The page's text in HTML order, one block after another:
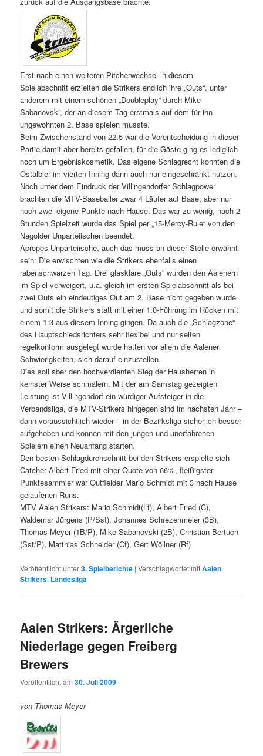
Erst nach einen weiteren Pitcherwechsel in diesem
Spielabschnitt erzielten die Strikers endlich ihre „Outs“, unter
anderem mit einem schönen „Doubleplay“ durch Mike
Sabanovski, der an diesem Tag erstmals auf dem für ihn
ungewohnten 2. Base spielen musste.
Beim Zwischenstand von 22:5 war die Vorentscheidung in dieser
Partie damit aber bereits gefallen, für die Gäste ging es lediglich
noch um Ergebniskosmetik. Das eigene Schlagrecht konnten die
Ostälbler im vierten Inning dann auch nur eingeschränkt nutzen.
Noch unter dem Eindruck der Villingendorfer Schlagpower
brachten die MTV-Baseballer zwar 4 Läufer auf Base, aber nur
noch zwei eigene Punkte nach Hause. Das war zu wenig, nach 2
Stunden Spielzeit wurde das Spiel per „15-Mercy-Rule“ von den
Nagolder Unparteiischen beendet.
Apropos Unparteiische, auch das muss an dieser Stelle erwähnt
sein: Die erwischten wie die Strikers ebenfalls einen
rabenschwarzen Tag. Drei glasklare „Outs“ wurden den Aalenern
im Spiel verweigert, u.a. gleich im ersten Spielabschnitt als bei
zwei Outs ein eindeutiges Out am 2. Base nicht gegeben wurde
und somit die Strikers statt mit einer 1:0-Führung im Rücken mit
einem 1:3 aus diesem Inning gingen. Da auch die „Schlagzone“
des Hauptschiedsrichters sehr flexibel und nur selten
regelkonform ausgelegt wurde hatten vor allem die Aalener
Schwierigkeiten, sich darauf einzustellen.
Dies soll aber den hochverdienten Sieg der Hausherren in
keinster Weise schmälern. Mit der am Samstag gezeigten
Leistung ist Villingendorf ein würdiger Aufsteiger in die
Verbandsliga, die MTV-Strikers hingegen sind im nächsten Jahr –
dann voraussichtlich wieder – in der Bezirksliga sicherlich besser
aufgehoben und können mit den jungen und unerfahrenen
Spielern einen Neuanfang starten.
Den besten Schlagdurchschnitt bei den Strikers erspielte sich
Catcher Albert Fried mit einer Quote von 66%, fleißigster
Punktesammler war Outfielder Mario Schmidt mit 3 nach Hause
gelaufenen Runs.
MTV Aalen Strikers: Mario Schmidt(Lf), Albert Fried (C),
Waldemar Jürgens (P/Sst), Johannes Schrezenmeier (3B),
Thomas Meyer (1B/P), Mike Sabanovski (2B), Christian Bertuch
(Sst/P), Matthias Schneider (Cf), Gert Wöllner (Rf)
Veröffentlicht unter3. Spielberichte |Verschlagwortet mitAalen
Strikers, Landesliga
Aalen Strikers: Ärgerliche
Niederlage gegen Freiberg
Brewers
Veröffentlicht am30. Juli 2009
von Thomas Meyer